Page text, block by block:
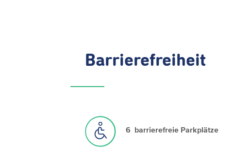
Barrierefreiheit
6 barrierefreie Parkplätze